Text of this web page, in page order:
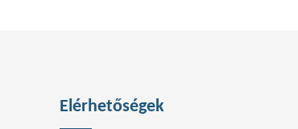
Elérhetőségek